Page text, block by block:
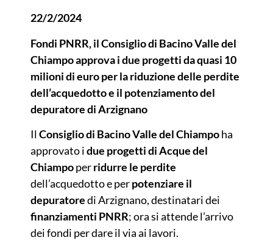
22/2/2024
Fondi PNRR, il Consiglio di Bacino Valle del
Chiampo approva i due progetti da quasi 10
milioni di euro per la riduzione delle perdite
dell’acquedotto e il potenziamento del
depuratore di Arzignano
IlConsiglio di Bacino Valle del Chiampoha
approvato idue progetti di Acque del
Chiampoperridurre le perdite
dell’acquedotto e perpotenziare il
depuratoredi Arzignano, destinatari dei
finanziamenti PNRR; ora si attende l’arrivo
dei fondi per dare il via ai lavori.